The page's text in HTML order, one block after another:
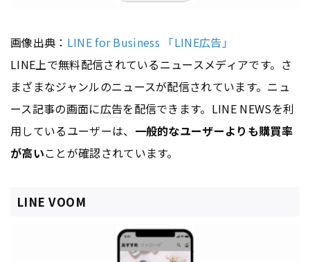
画像出典： LINE for Business 「LINE広告」
LINE上で無料配信されているニュースメディアです。さ
まざまなジャンルのニュースが配信されています。ニュ
ース記事の画面に広告を配信できます。LINE NEWSを利
用しているユーザーは、 一般的なユーザーよりも購買率
が高いことが確認されています。
LINE VOOM